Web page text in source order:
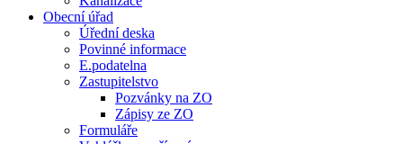
Obecní úřad
Úřední deska
Povinné informace
E.podatelna
Zastupitelstvo
Pozvánky na ZO
Zápisy ze ZO
Formuláře